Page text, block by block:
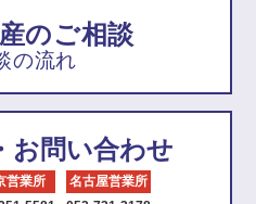
のご相談
の流れ
お問い合わせ
営業所
名古屋営業所